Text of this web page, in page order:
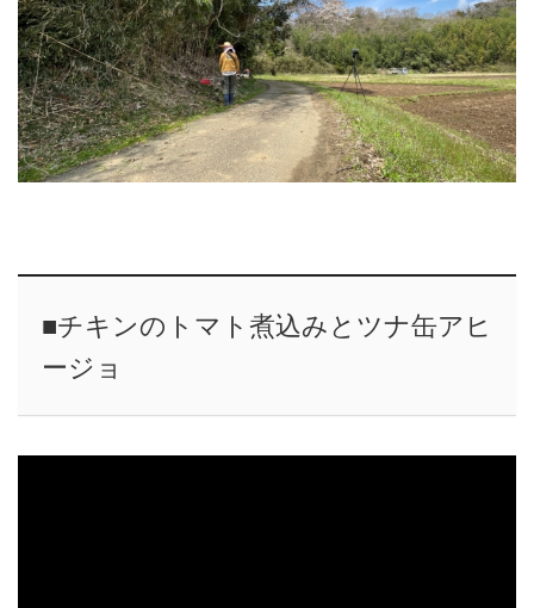
■チキンのトマト煮込みとツナ缶アヒ
ージョ